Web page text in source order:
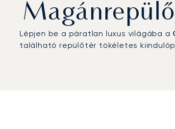
Lépjen be a páratlan luxus világába a
található repülőtér tökéletes